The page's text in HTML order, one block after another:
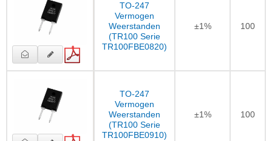
TO-247
Vermogen
Weerstanden
(TR100 Serie
TR100FBE0820)
±1% 100
TO-247
Vermogen
Weerstanden
(TR100 Serie
TR100FBE0910)
±1% 100